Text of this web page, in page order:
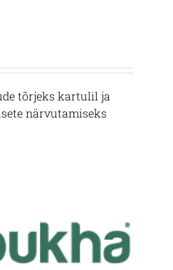
tõrjeks kartulil ja
närvutamiseks